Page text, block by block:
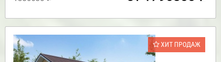
ХИТ ПРОДАЖ